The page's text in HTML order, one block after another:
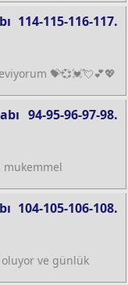
114-115-116-117.
💝💞💓💘💕💖
94-95-96-97-98.
mukemmel
104-105-106-108.
oluyor ve günlük